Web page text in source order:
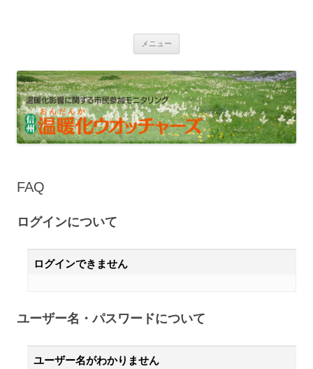
メニュー
FAQ
ログインについて
ログインできません
ユーザー名・パスワードについて
ユーザー名がわかりません